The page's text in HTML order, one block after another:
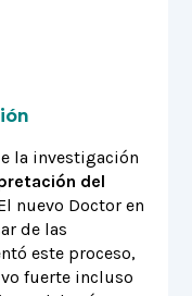
la investigación
del
nuevo Doctor en
de las
este proceso,
fuerte incluso